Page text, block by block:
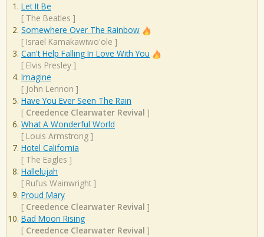
Let It Be
[ The Beatles ]
Somewhere Over The Rainbow
[ Israel Kamakawiwo'ole ]
Can't Help Falling In Love With You
[ Elvis Presley ]
Imagine
[ John Lennon ]
Have You Ever Seen The Rain
[ Creedence Clearwater Revival ]
What A Wonderful World
[ Louis Armstrong ]
Hotel California
[ The Eagles ]
Hallelujah
[ Rufus Wainwright ]
Proud Mary
[ Creedence Clearwater Revival ]
Bad Moon Rising
[ Creedence Clearwater Revival ]